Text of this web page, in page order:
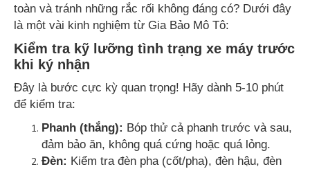
toàn và tránh những rắc rối không đáng có? Dưới đây
là một vài kinh nghiệm từ Gia Bảo Mô Tô:
Kiểm tra kỹ lưỡng tình trạng xe máy trước
khi ký nhận
Đây là bước cực kỳ quan trọng! Hãy dành 5-10 phút
để kiểm tra:
Phanh (thắng): Bóp thử cả phanh trước và sau,
đảm bảo ăn, không quá cứng hoặc quá lỏng.
Đèn: Kiểm tra đèn pha (cốt/pha), đèn hậu, đèn